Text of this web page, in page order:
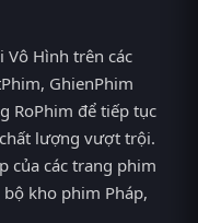
Vô Hình trên các
GhienPhim
RoPhim để tiếp tục
lượng vượt trội.
của các trang phim
kho phim Pháp,